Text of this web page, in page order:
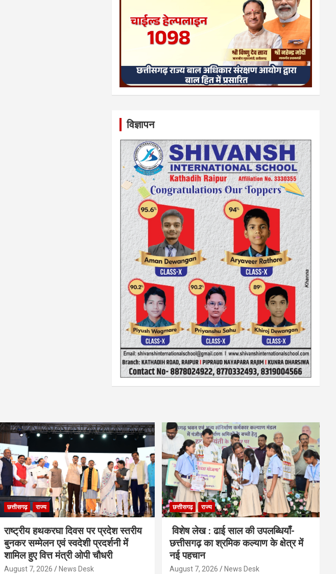
विज्ञापन
छत्तीसगढ़ राज्य
राष्ट्रीय हथकरघा दिवस पर प्रदेश स्तरीय
बुनकर सम्मेलन एवं स्वदेशी प्रदर्शनी में
शामिल हुए वित्त मंत्री ओपी चौधरी
August 7, 2026 News Desk
छत्तीसगढ़ राज्य
विशेष लेख : ढाई साल की उपलब्धियाँ-
छत्तीसगढ़ का श्रमिक कल्याण के क्षेत्र में
नई पहचान
August 7, 2026 News Desk